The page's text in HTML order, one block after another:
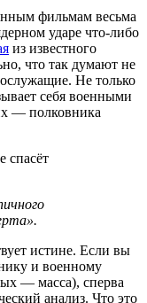
фильмам весьма
ударе что-либо
из известного
что так думают не
Не только
себя военными
— полковника
спасёт
истине. Если вы
и военному
— масса), сперва
анализ. Что это